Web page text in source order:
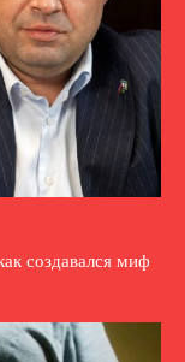
создавался миф